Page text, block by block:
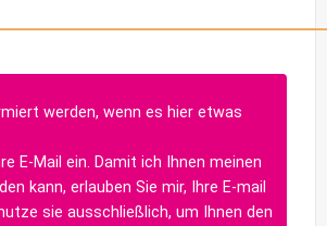
werden, wenn es hier etwas
E-Mail ein. Damit ich Ihnen meinen
kann, erlauben Sie mir, Ihre E-mail
sie ausschließlich, um Ihnen den